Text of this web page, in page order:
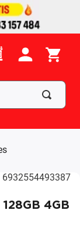
6932554493387
4GB